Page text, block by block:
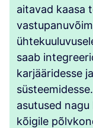
aitavad kaasa
saab
karjääridesse
asutused
kõigile